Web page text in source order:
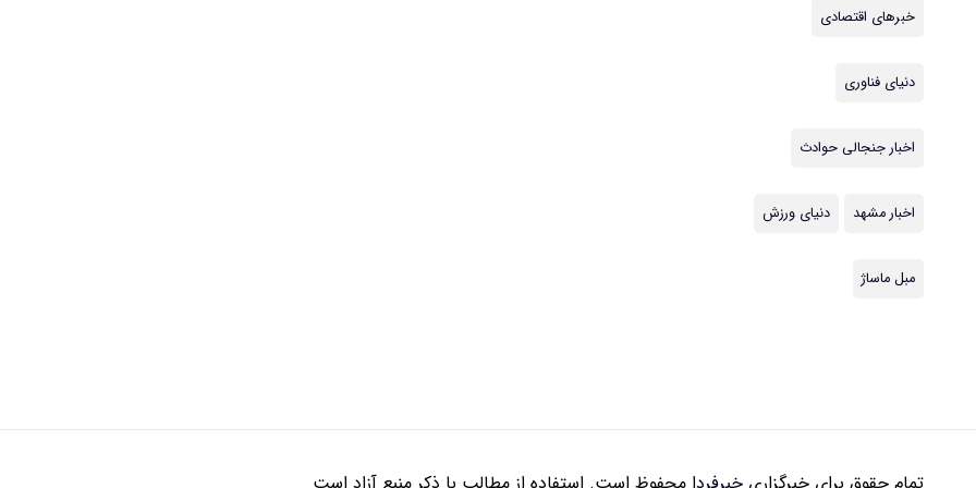
خبرهای اقتصادی
دنیای فناوری
اخبار جنجالی حوادث
اخبار مشهد دنیای ورزش
مبل ماساژ